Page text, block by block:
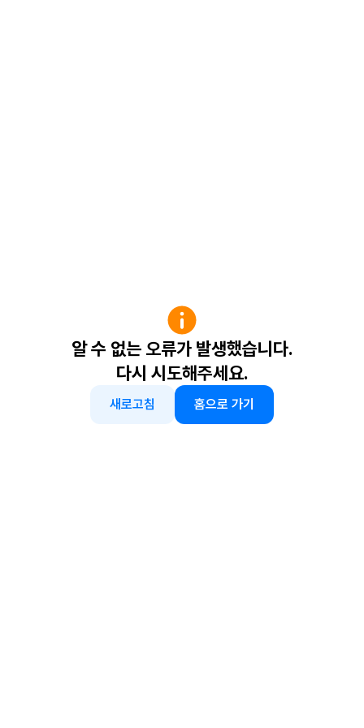
알 수 없는 오류가 발생했습니다.
다시 시도해주세요.
새로고침 홈으로 가기